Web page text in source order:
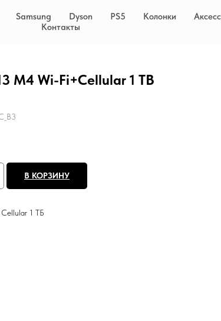
Samsung Dyson PS5 Колонки
Контакты
M4 Wi-Fi+Cellular 1 TB
В КОРЗИНУ
1 ТБ